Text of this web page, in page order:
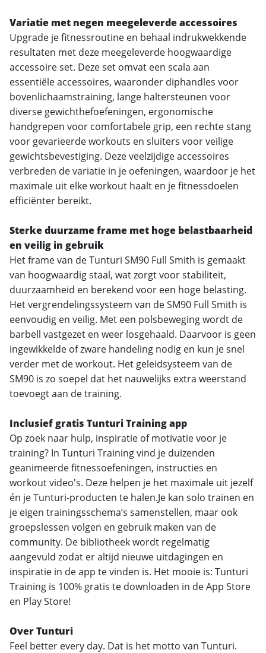
Variatie met negen meegeleverde accessoires
Upgrade je fitnessroutine en behaal indrukwekkende
resultaten met deze meegeleverde hoogwaardige
accessoire set. Deze set omvat een scala aan
essentiële accessoires, waaronder diphandles voor
bovenlichaamstraining, lange haltersteunen voor
diverse gewichthefoefeningen, ergonomische
handgrepen voor comfortabele grip, een rechte stang
voor gevarieerde workouts en sluiters voor veilige
gewichtsbevestiging. Deze veelzijdige accessoires
verbreden de variatie in je oefeningen, waardoor je het
maximale uit elke workout haalt en je fitnessdoelen
efficiënter bereikt.
Sterke duurzame frame met hoge belastbaarheid
en veilig in gebruik
Het frame van de Tunturi SM90 Full Smith is gemaakt
van hoogwaardig staal, wat zorgt voor stabiliteit,
duurzaamheid en berekend voor een hoge belasting.
Het vergrendelingssysteem van de SM90 Full Smith is
eenvoudig en veilig. Met een polsbeweging wordt de
barbell vastgezet en weer losgehaald. Daarvoor is geen
ingewikkelde of zware handeling nodig en kun je snel
verder met de workout. Het geleidsysteem van de
SM90 is zo soepel dat het nauwelijks extra weerstand
toevoegt aan de training.
Inclusief gratis Tunturi Training app
Op zoek naar hulp, inspiratie of motivatie voor je
training? In Tunturi Training vind je duizenden
geanimeerde fitnessoefeningen, instructies en
workout video's. Deze helpen je het maximale uit jezelf
én je Tunturi-producten te halen.Je kan solo trainen en
je eigen trainingsschema’s samenstellen, maar ook
groepslessen volgen en gebruik maken van de
community. De bibliotheek wordt regelmatig
aangevuld zodat er altijd nieuwe uitdagingen en
inspiratie in de app te vinden is. Het mooie is: Tunturi
Training is 100% gratis te downloaden in de App Store
en Play Store!
Over Tunturi
Feel better every day. Dat is het motto van Tunturi.